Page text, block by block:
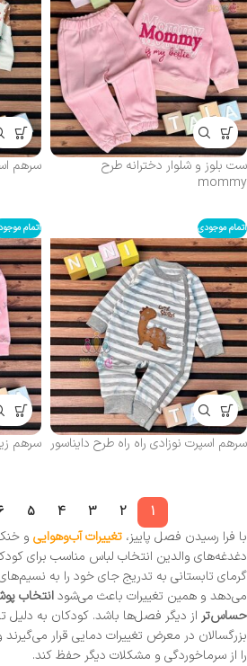
ست بلوز و شلوار دخترانه طرح
mommy
سرهم
اتمام موجودی
سرهم اسپرت نوزادی راه راه طرح دایناسور
اتمام
سرهم
1
2
3
4
5
با فرا رسیدن فصل پاییز، تغییرات آب‌وهوایی و
دغدغه‌های والدین انتخاب لباس مناسب برای
گرمای تابستانی به تدریج جای خود را به
می‌دهد و همین تغییرات باعث می‌شودانتخاب
حساس‌تر از دیگر فصل‌ها باشد. کودکان به دلیل
بزرگسالان در معرض تغییرات دمایی قرار
را از سرماخوردگی و مشکلات دیگر حفظ کند.